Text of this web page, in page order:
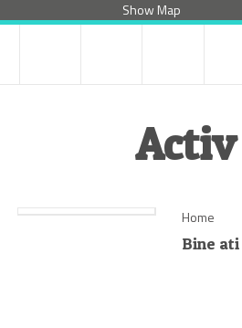
Show Map
Home
Bine